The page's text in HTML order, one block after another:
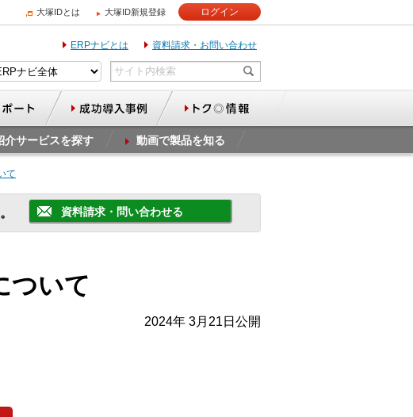
大塚IDとは 大塚ID新規登録 ログイン
ERPナビとは 資料請求・お問い合わせ
介サービスを探す 動画で製品を知る
て
資料請求・問い合わせる
ついて
2024年 3月21日公開